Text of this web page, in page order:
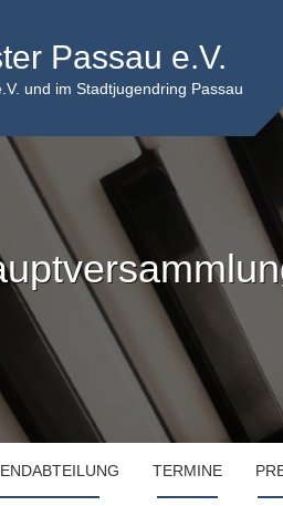
Passau e.V.
und im Stadtjugendring Passau
TERMINE